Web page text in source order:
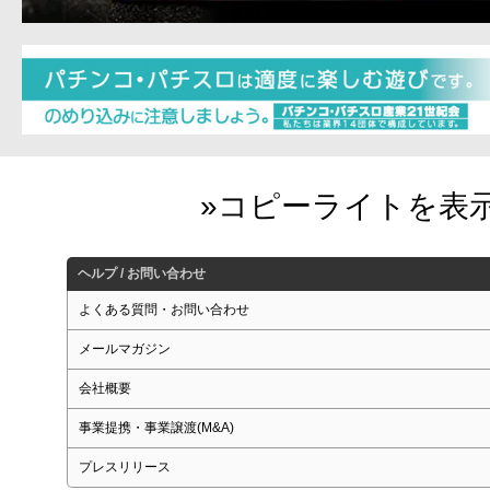
ヘルプ / お問い合わせ
よくある質問・お問い合わせ
メールマガジン
会社概要
事業提携・事業譲渡(M&A)
プレスリリース